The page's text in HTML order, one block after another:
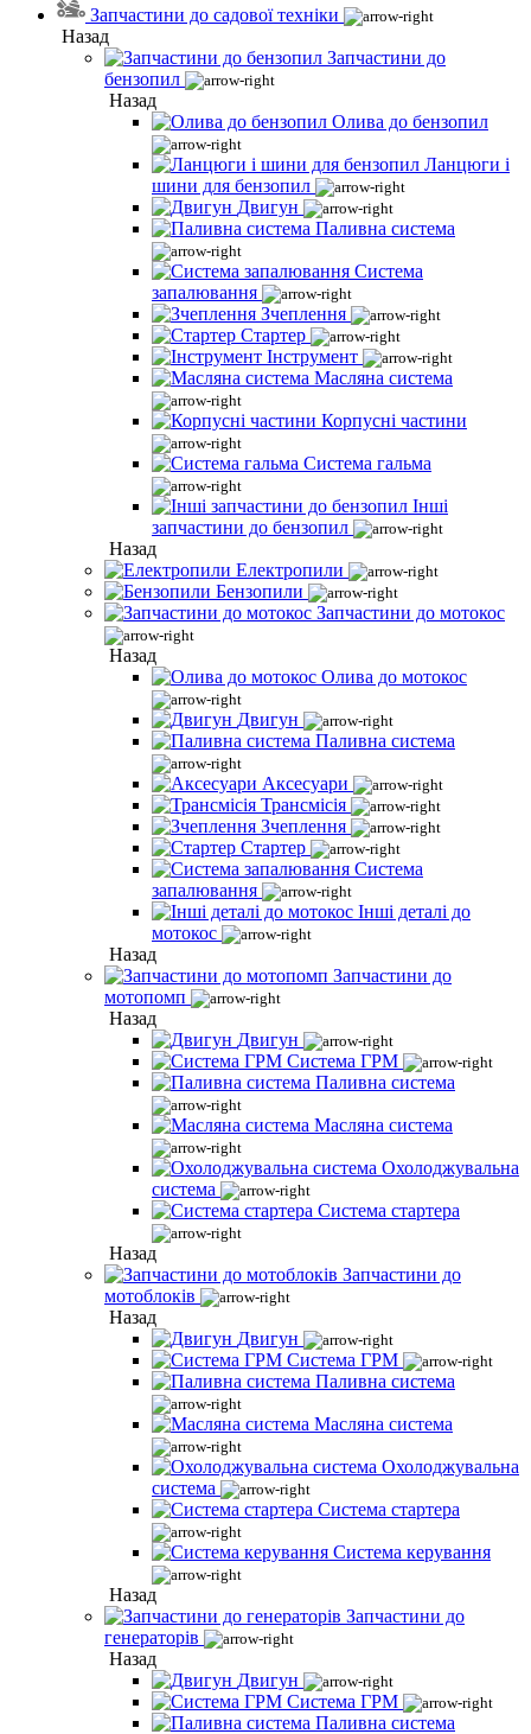
Запчастини до садової техніки
Назад
Запчастини до
бензопил
Назад
Олива до бензопил
Ланцюги і
шини для бензопил
Двигун
Паливна система
Система
запалювання
Зчеплення
Стартер
Інструмент
Масляна система
Корпусні частини
Система гальма
Інші
запчастини до бензопил
Назад
Електропили
Бензопили
Запчастини до мотокос
Назад
Олива до мотокос
Двигун
Паливна система
Аксесуари
Трансмісія
Зчеплення
Стартер
Система
запалювання
Інші деталі до
мотокос
Назад
Запчастини до
мотопомп
Назад
Двигун
Система ГРМ
Паливна система
Масляна система
Охолоджувальна
система
Система стартера
Назад
Запчастини до
мотоблоків
Назад
Двигун
Система ГРМ
Паливна система
Масляна система
Охолоджувальна
система
Система стартера
Система керування
Назад
Запчастини до
генераторів
Назад
Двигун
Система ГРМ
Паливна система